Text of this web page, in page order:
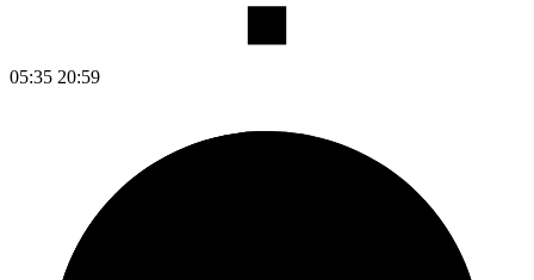
05:35 20:59